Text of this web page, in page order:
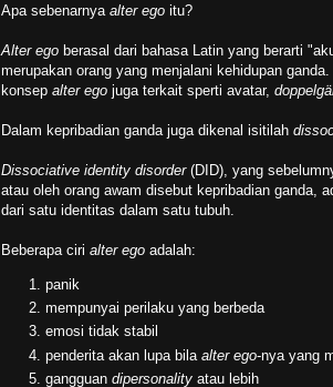
Apa sebenarnya alter ego itu?
Alter ego berasal dari bahasa Latin yang berarti
merupakan orang yang menjalani kehidupan
konsep alter ego juga terkait sperti avatar,
Dalam kepribadian ganda juga dikenal isitilah
Dissociative identity disorder (DID), yang
atau oleh orang awam disebut kepribadian ganda,
dari satu identitas dalam satu tubuh.
Beberapa ciri alter ego adalah:
panik
mempunyai perilaku yang berbeda
emosi tidak stabil
penderita akan lupa bila alter ego-nya yang
gangguan dipersonality atau lebih